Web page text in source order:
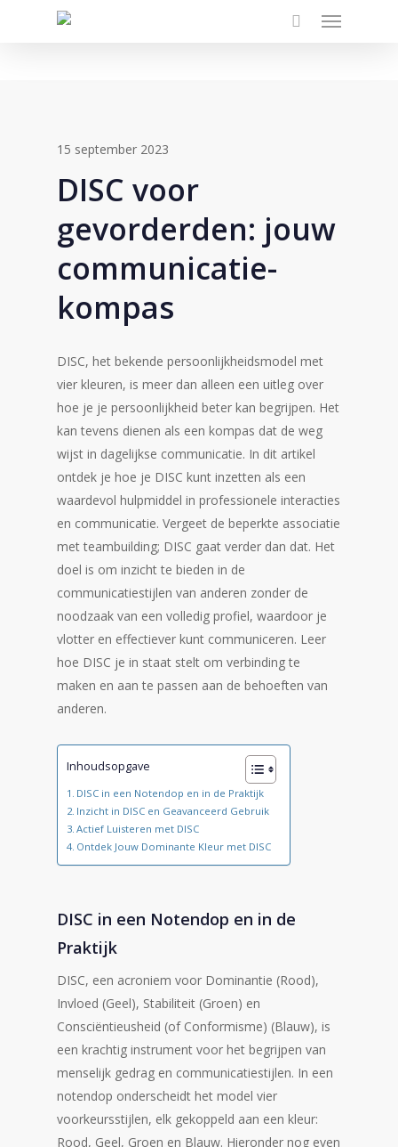
Menu
15 september 2023
DISC voor
gevorderden: jouw
communicatie-
kompas
DISC, het bekende persoonlijkheidsmodel met
vier kleuren, is meer dan alleen een uitleg over
hoe je je persoonlijkheid beter kan begrijpen. Het
kan tevens dienen als een kompas dat de weg
wijst in dagelijkse communicatie. In dit artikel
ontdek je hoe je DISC kunt inzetten als een
waardevol hulpmiddel in professionele interacties
en communicatie. Vergeet de beperkte associatie
met teambuilding; DISC gaat verder dan dat. Het
doel is om inzicht te bieden in de
communicatiestijlen van anderen zonder de
noodzaak van een volledig profiel, waardoor je
vlotter en effectiever kunt communiceren. Leer
hoe DISC je in staat stelt om verbinding te
maken en aan te passen aan de behoeften van
anderen.
Inhoudsopgave
DISC in een Notendop en in de Praktijk
Inzicht in DISC en Geavanceerd Gebruik
Actief Luisteren met DISC
Ontdek Jouw Dominante Kleur met DISC
DISC in een Notendop en in de
Praktijk
DISC, een acroniem voor Dominantie (Rood),
Invloed (Geel), Stabiliteit (Groen) en
Consciëntieusheid (of Conformisme) (Blauw), is
een krachtig instrument voor het begrijpen van
menselijk gedrag en communicatiestijlen. In een
notendop onderscheidt het model vier
voorkeursstijlen, elk gekoppeld aan een kleur:
Rood, Geel, Groen en Blauw. Hieronder nog even